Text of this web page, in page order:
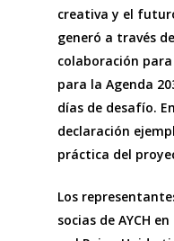
creativa y el
generó a través
colaboración
para la Agenda
días de desafío.
declaración
práctica del
Los
socias de AYCH